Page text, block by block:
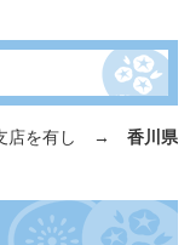
店を有し → 香川県